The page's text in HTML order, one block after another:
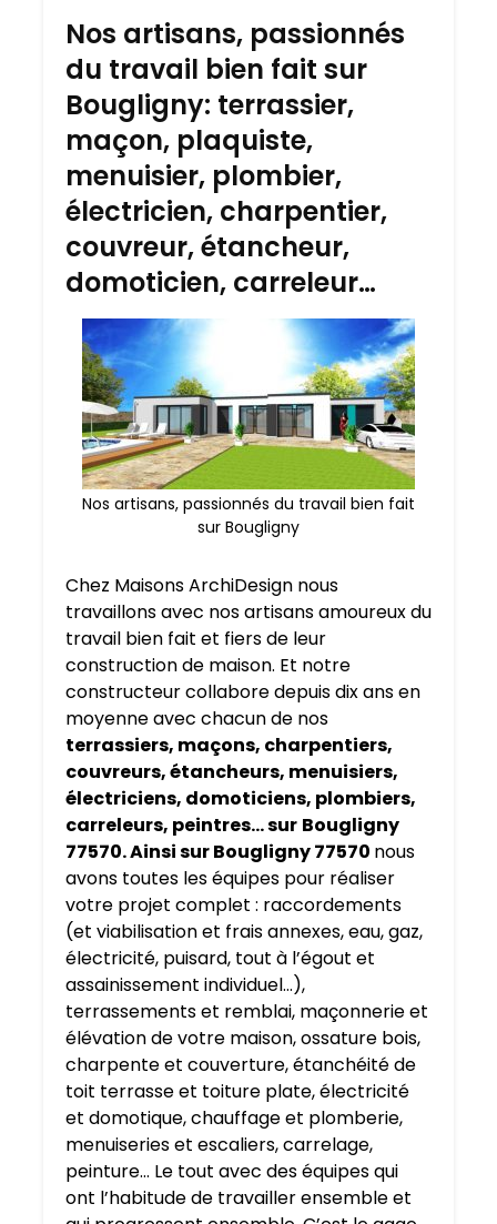
Nos artisans, passionnés
du travail bien fait sur
Bougligny: terrassier,
maçon, plaquiste,
menuisier, plombier,
électricien, charpentier,
couvreur, étancheur,
domoticien, carreleur…
Nos artisans, passionnés du travail bien fait
sur Bougligny
Chez Maisons ArchiDesign nous
travaillons avec nos artisans amoureux du
travail bien fait et fiers de leur
construction de maison. Et notre
constructeur collabore depuis dix ans en
moyenne avec chacun de nos
terrassiers, maçons, charpentiers,
couvreurs, étancheurs, menuisiers,
électriciens, domoticiens, plombiers,
carreleurs, peintres… sur Bougligny
77570. Ainsi sur Bougligny 77570 nous
avons toutes les équipes pour réaliser
votre projet complet : raccordements
(et viabilisation et frais annexes, eau, gaz,
électricité, puisard, tout à l’égout et
assainissement individuel…),
terrassements et remblai, maçonnerie et
élévation de votre maison, ossature bois,
charpente et couverture, étanchéité de
toit terrasse et toiture plate, électricité
et domotique, chauffage et plomberie,
menuiseries et escaliers, carrelage,
peinture… Le tout avec des équipes qui
ont l’habitude de travailler ensemble et